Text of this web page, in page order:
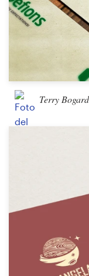
Terry Bogard